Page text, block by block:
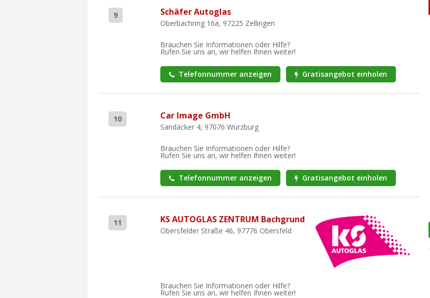
9 Schäfer Autoglas
Oberbachring 16a, 97225 Zellingen
Brauchen Sie Informationen oder Hilfe?
Rufen Sie uns an, wir helfen Ihnen weiter!
Telefonnummer anzeigen Gratisangebot einholen
10 Car Image GmbH
Sandäcker 4, 97076 Würzburg
Brauchen Sie Informationen oder Hilfe?
Rufen Sie uns an, wir helfen Ihnen weiter!
Telefonnummer anzeigen Gratisangebot einholen
11 KS AUTOGLAS ZENTRUM Bachgrund
Obersfelder Straße 46, 97776 Obersfeld
Brauchen Sie Informationen oder Hilfe?
Rufen Sie uns an, wir helfen Ihnen weiter!